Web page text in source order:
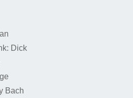
Dick
Bach